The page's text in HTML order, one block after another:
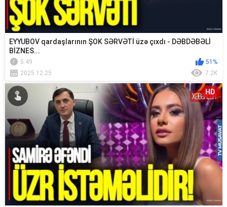
EYYUBOV qardaşlarının ŞOK SƏRVƏTİ üzə çıxdı - DƏBDƏBƏLİ
BİZNES...
5:49
51%
2025.12.25
7.2K
HD